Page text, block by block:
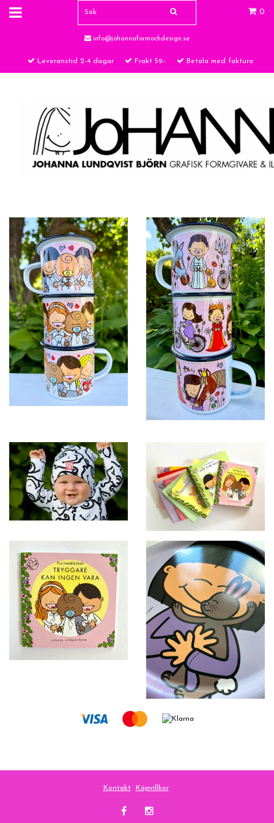
0
info@johannaformochdesign.se
Leveranstid 2-4 dagar Frakt 59:- Betala med faktura
Kontakt Köpvillkor